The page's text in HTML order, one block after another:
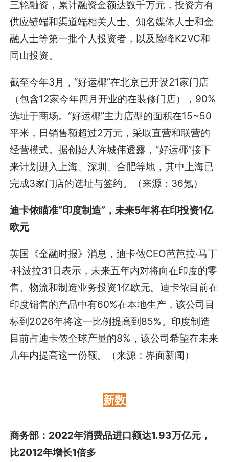
三轮融资，累计融资金额达数千万元，投资方有
供应链端和渠道端相关人士、知名媒体人士和金
融人士等第一批个人投资者，以及险峰K2VC和
同山投资。
截至今年3月，“好运椰”在北京已开设21家门店
（包含12家今年四月开业的在装修门店），90%
选址于商场。“好运椰”主力店型的面积在15~50
平米，日销售额超过2万元，采取直营和联营的
经营模式。据创始人许城伟透露，“好运椰”接下
来计划进入上海、深圳、合肥等地，其中上海已
完成3家门店的选址与签约。（来源：36氪）
迪卡侬瞄准“印度制造”，未来5年将在印投资1亿
欧元
英国《金融时报》消息，迪卡侬CEO芭芭拉·马丁
·科波拉31日表示，未来五年内对将向在印度的零
售、物流和制造业务投资1亿欧元。迪卡侬目前在
印度销售的产品中有60%在本地生产，该公司目
标到2026年将这一比例提高到85%。印度制造
目前占迪卡侬全球产量的8%，该公司希望在未来
几年内提高这一份额。（来源：界面新闻）
新数
商务部：2022年消费品进口额达1.93万亿元，
比2012年增长1倍多